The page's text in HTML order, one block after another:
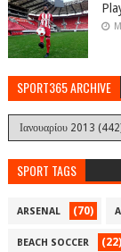
SPORT365 ARCHIVE
SPORT TAGS
ARSENAL (70)
BEACH SOCCER (22)